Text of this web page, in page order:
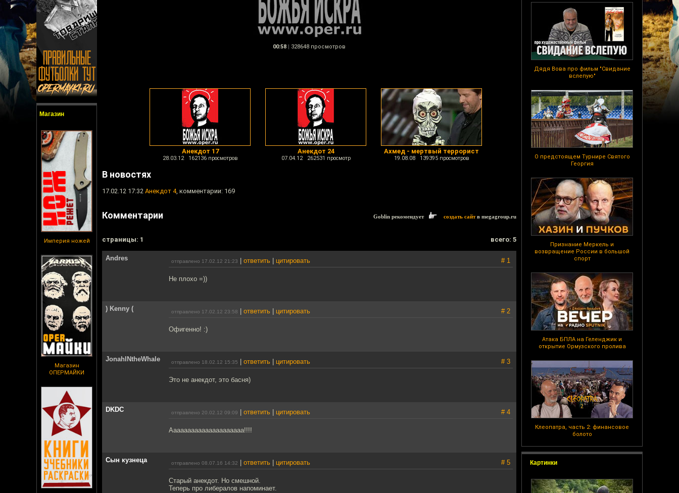
Магазин
Империя ножей
Магазин
ОПЕРМАЙКИ
Дядя Вова про фильм "Свидание
вслепую"
О предстоящем Турнире Святого
Георгия
Признание Меркель и
возвращение России в большой
спорт
Атака БПЛА на Геленджик и
открытие Ормузского пролива
Клеопатра, часть 2: финансовое
болото
Картинки
00:58 | 328648 просмотров
Анекдот 17
28.03.12 162136 просмотров
Анекдот 24
07.04.12 262531 просмотр
Ахмед - мертвый террорист
19.08.08 139395 просмотров
В новостях
17.02.12 17:32 Анекдот 4, комментарии: 169
Комментарии Goblin рекомендует создать сайтв megagroup.ru
cтраницы: 1 всего: 5
Andres отправлено 17.02.12 21:23 ответить цитировать # 1
Не плохо =))
) Kenny ( отправлено 17.02.12 23:58 ответить цитировать # 2
Офигенно! :)
JonahINtheWhale отправлено 18.02.12 15:35 ответить цитировать # 3
Это не анекдот, это басня)
DKDC отправлено 20.02.12 09:09 ответить цитировать # 4
Ааааааааааааааааааааа!!!!
Сын кузнеца отправлено 08.07.16 14:32 ответить цитировать # 5
Старый анекдот. Но смешной.
Теперь про либералов напоминает.